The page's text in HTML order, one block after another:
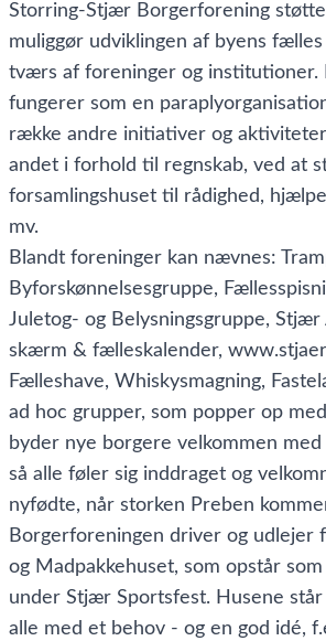
Storring-Stjær Borgerforening
muliggør udviklingen af byens
tværs af foreninger og institutioner.
fungerer som en
række andre initiativer og
andet i forhold til regnskab, ved at
forsamlingshuset til rådighed,
mv.
Blandt foreninger kan nævnes:
Byforskønnelsesgruppe,
Juletog- og Belysningsgruppe,
skærm & fælleskalender,
Fælleshave, Whiskysmagning,
ad hoc grupper, som popper op
byder nye borgere velkommen med
så alle føler sig inddraget og
nyfødte, når storken Preben
Borgerforeningen driver og udlejer
og Madpakkehuset, som opstår
under Stjær Sportsfest. Husene
alle med et behov - og en god idé,